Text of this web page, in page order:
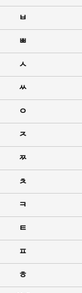
ㅂ
ㅃ
ㅅ
ㅆ
ㅇ
ㅈ
ㅉ
ㅊ
ㅋ
ㅌ
ㅍ
ㅎ